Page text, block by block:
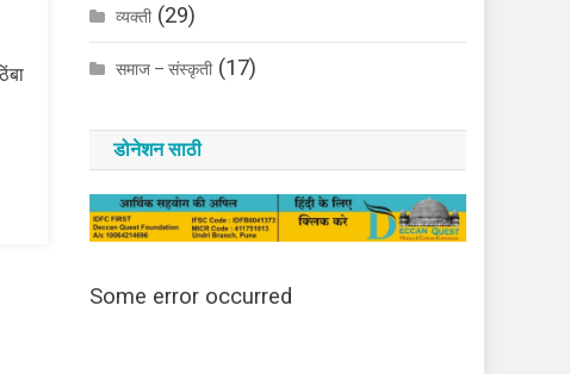
व्यक्ती(29)
समाज – संस्कृती(17)
डोनेशन साठी
Some error occurred